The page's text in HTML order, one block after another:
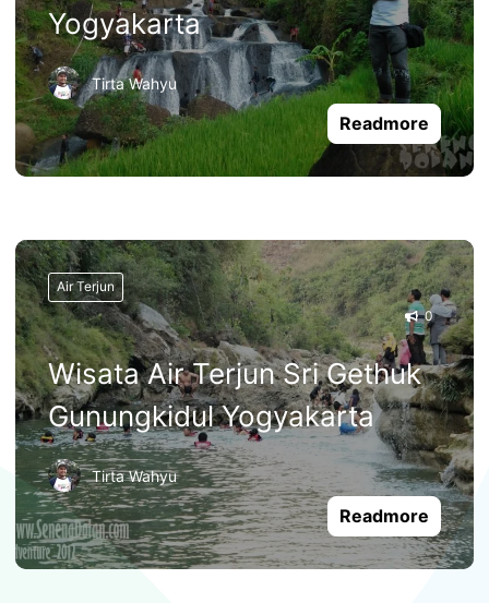
Yogyakarta
Tirta Wahyu
Readmore
Air Terjun
0
Wisata Air Terjun Sri Gethuk
Gunungkidul Yogyakarta
Tirta Wahyu
Readmore